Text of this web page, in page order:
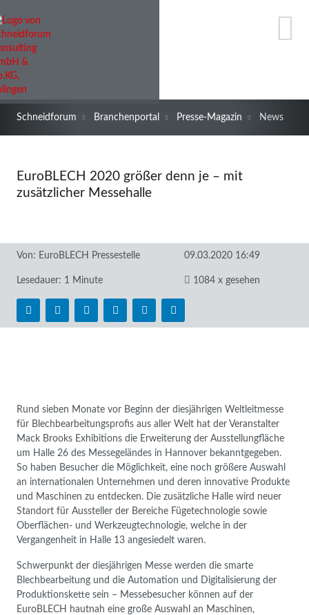
Schneidforum Branchenportal Presse-Magazin News
EuroBLECH 2020 größer denn je – mit
zusätzlicher Messehalle
Von: EuroBLECH Pressestelle 09.03.2020 16:49
Lesedauer: 1 Minute 1084 x gesehen
Rund sieben Monate vor Beginn der diesjährigen Weltleitmesse
für Blechbearbeitungsprofis aus aller Welt hat der Veranstalter
Mack Brooks Exhibitions die Erweiterung der Ausstellungfläche
um Halle 26 des Messegeländes in Hannover bekanntgegeben.
So haben Besucher die Möglichkeit, eine noch größere Auswahl
an internationalen Unternehmen und deren innovative Produkte
und Maschinen zu entdecken. Die zusätzliche Halle wird neuer
Standort für Aussteller der Bereiche Fügetechnologie sowie
Oberflächen- und Werkzeugtechnologie, welche in der
Vergangenheit in Halle 13 angesiedelt waren.
Schwerpunkt der diesjährigen Messe werden die smarte
Blechbearbeitung und die Automation und Digitalisierung der
Produktionskette sein – Messebesucher können auf der
EuroBLECH hautnah eine große Auswahl an Maschinen,